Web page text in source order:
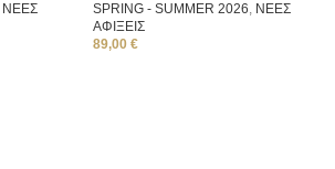
ΝΕΕΣ
SPRING - SUMMER 2026, ΝΕΕΣ
ΑΦΙΞΕΙΣ
89,00 €